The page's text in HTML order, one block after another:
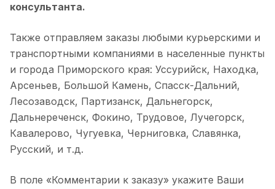
консультанта.
Также отправляем заказы любыми курьерскими и
транспортными компаниями в населенные пункты
и города Приморского края: Уссурийск, Находка,
Арсеньев, Большой Камень, Спасск-Дальний,
Лесозаводск, Партизанск, Дальнегорск,
Дальнереченск, Фокино, Трудовое, Лучегорск,
Кавалерово, Чугуевка, Черниговка, Славянка,
Русский, и т.д.
В поле «Комментарии к заказу» укажите Ваши